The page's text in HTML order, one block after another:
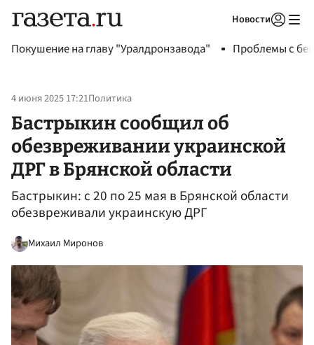
Новости
Покушение на главу "Уралдронзавода" Проблемы с
4 июня 2025 17:21Политика
Бастрыкин сообщил об
обезвреживании украинской
ДРГ в Брянской области
Бастрыкин: с 20 по 25 мая в Брянской области
обезвреживали украинскую ДРГ
Михаил Миронов